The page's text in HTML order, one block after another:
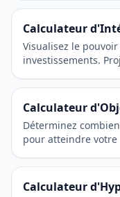
Calculateur
Visualisez le
investissements.
Calculateur
Déterminez
pour atteindre
Calculateur